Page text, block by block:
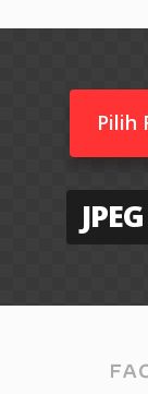
Pilih
JPEG